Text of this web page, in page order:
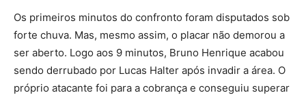
Os primeiros minutos do confronto foram disputados sob
forte chuva. Mas, mesmo assim, o placar não demorou a
ser aberto. Logo aos 9 minutos, Bruno Henrique acabou
sendo derrubado por Lucas Halter após invadir a área. O
próprio atacante foi para a cobrança e conseguiu superar